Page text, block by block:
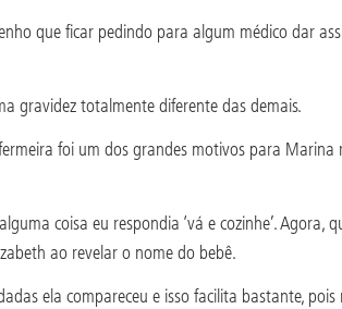
que ficar pedindo para algum médico dar
gravidez totalmente diferente das demais.
foi um dos grandes motivos para Marina
coisa eu respondia ‘vá e cozinhe’. Agora,
ao revelar o nome do bebê.
ela compareceu e isso facilita bastante,